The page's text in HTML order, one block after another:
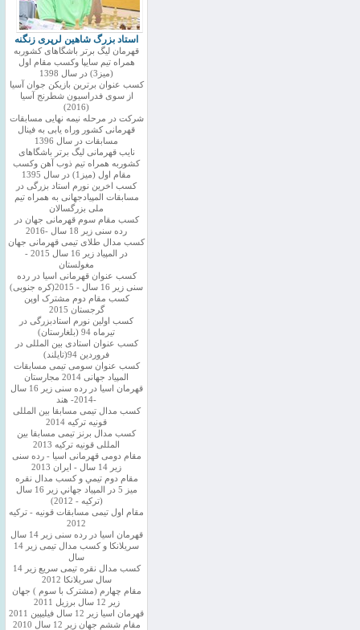
استاد بزرگ شاهین لرپری زنگنه
قهرمان لیگ برتر باشگاهای کشوربه
همراه تیم سایپا وکسب مقام اول
(میز3) در سال 1398
کسب عنوان برترین بازیکن جوان آسیا
از سوی فدراسیون شطرنج آسیا
(2016)
شرکت در مرحله نیمه نهایی مسابقات
قهرمانی کشور وراه یابی به فینال
مسابقات در سال 1396
نایب قهرمانی لیگ برتر باشگاهای
کشوربه همراه تیم ذوب آهن وکسب
مقام اول (میز1) در سال 1395
کسب اخرین نورم استاد بزرگی در
مسابقات المپیادجهانی به همراه تیم
ملی بزرگسالان
کسب مقام سوم قهرمانی جهان در
رده سنی زیر 18 سال -2016
کسب مدال طلای تیمی قهرمانی جهان
در المپیاد زیر 16 سال 2015 -
مغولستان
کسب عنوان قهرمانی اسیا در رده
سنی زیر 16 سال - 2015(کره جنوبی)
کسب مقام دوم مشترک اوپن
گرجستان 2015
کسب اولین نورم استادبزرگی در
تیرماه 94 (بلغارستان)
کسب عنوان استادی بین المللی در
فروردین 94(تایلند)
کسب عنوان سومی تیمی مسابقات
المپیاد جهانی 2014 مجارستان
قهرمان اسیا در رده سنی زیر 16 سال
-2014- هند
کسب مدال تیمی مسابقا بین المللی
قونیه ترکیه 2014
کسب مدال برنز تیمی مسابقا بین
المللی قونیه ترکیه 2013
مقام دومی قهرمانی اسیا - رده سنی
زیر 14 سال - ایران 2013
مقام دوم تيمي و كسب مدال نقره
ميز 5 در المپياد جهاني زير 16 سال
(تركيه - 2012)
مقام اول تیمی مسابقات قونیه - ترکیه
2012
قهرمان اسیا در رده سنی زیر 14 سال
سريلانكا و کسب مدال تیمی زیر 14
سال
کسب مدال نقره تیمی سریع زیر 14
سال سریلانکا 2012
مقام چهارم (مشترک با سوم ) جهان
زیر 12 سال برزیل 2011
قهرمان اسيا زير 12 سال فیلیپین 2011
مقام ششم جهان زیر 12 سال 2010